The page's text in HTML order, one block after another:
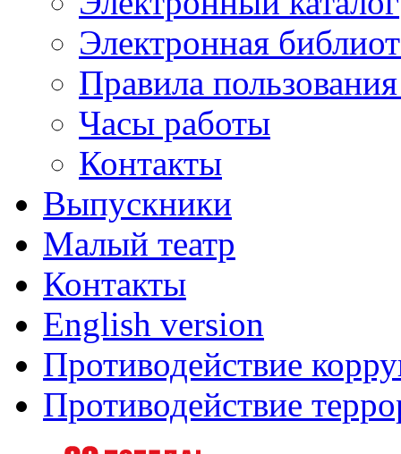
Электронная
Правила
Часы работы
Контакты
Выпускники
Малый театр
Контакты
English version
Противодействие
Противодействие